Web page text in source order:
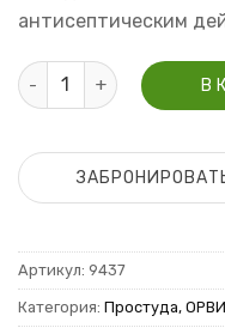
антисептическим
Количество Клевер
В
Артикул: 9437
Категория: Простуда, ОРВИ